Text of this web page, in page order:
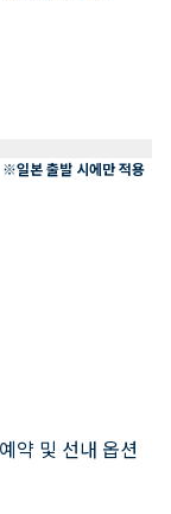
일본 출발 시에만 적용
약 및 선내 옵션